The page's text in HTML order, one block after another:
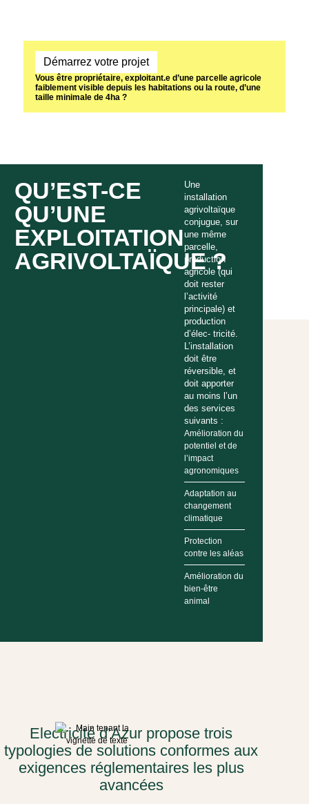
Vous être propriétaire, exploitant.e d’une parcelle agricole
faiblement visible depuis les habitations ou la route, d’une
taille minimale de 4ha ?
Démarrez votre projet
QU’EST-CE
QU’UNE
EXPLOITATION
AGRIVOLTAÏQUE ?
Une
installation
agrivoltaïque
conjugue, sur
une même
parcelle,
production
agricole (qui
doit rester
l’activité
principale) et
production
d’élec- tricité.
L’installation
doit être
réversible, et
doit apporter
au moins l’un
des services
suivants :
Amélioration du
potentiel et de
l’impact
agronomiques
Adaptation au
changement
climatique
Protection
contre les aléas
Amélioration du
bien-être
animal
Electricité d’Azur propose trois
typologies de solutions conformes aux
exigences réglementaires les plus
avancées